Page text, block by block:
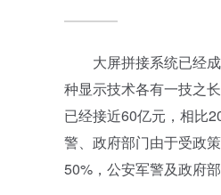
大屏拼接系统已经成
种显示技术各有一技之
已经接近60亿元，相比
警、政府部门由于受政
50%，公安军警及政府